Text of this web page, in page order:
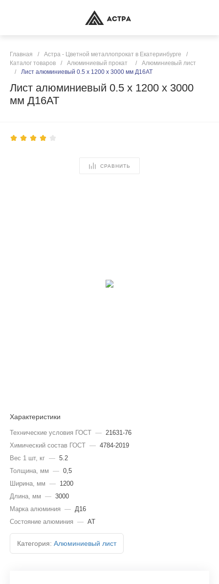
Главная / Астра - Цветной металлопрокат в Екатеринбурге
/
Каталог товаров
/ Алюминиевый прокат /
Алюминиевый лист
/
Лист алюминиевый 0.5 х 1200 х 3000 мм Д16АТ
Лист алюминиевый 0.5 х 1200 х 3000
мм Д16АТ
СРАВНИТЬ
Характеристики
Технические условия ГОСТ — 21631-76
Химический состав ГОСТ — 4784-2019
Вес 1 шт, кг — 5.2
Толщина, мм — 0,5
Ширина, мм — 1200
Длина, мм — 3000
Марка алюминия — Д16
Состояние алюминия — АТ
Категория: Алюминиевый лист